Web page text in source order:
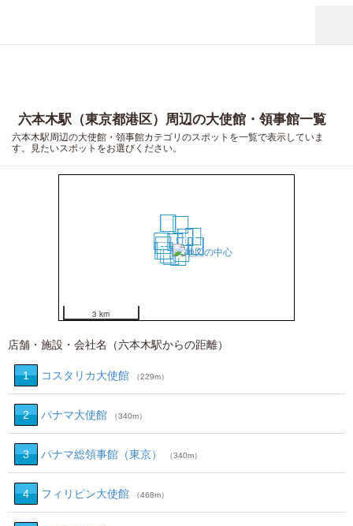
六本木駅（東京都港区）周辺の大使館・領事館一覧
六本木駅周辺の大使館・領事館カテゴリのスポットを一覧で表示していま
す。見たいスポットをお選びください。
1 2
3
4
5
8
9
10 11
12
1314
1516
17
18
19
20
3 km
店舗・施設・会社名（六本木駅からの距離）
1 コスタリカ大使館 （229m）
2 パナマ大使館 （340m）
3 パナマ総領事館（東京） （340m）
4 フィリピン大使館 （468m）